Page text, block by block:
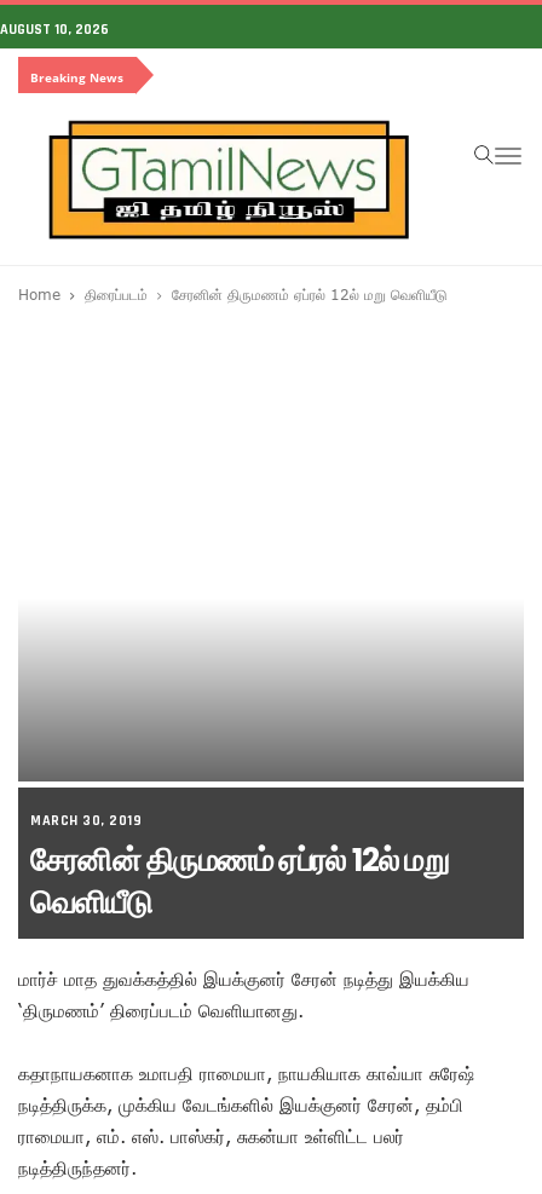
AUGUST 10, 2026
Breaking News
Home திரைப்படம் சேரனின் திருமணம் ஏப்ரல் 12ல் மறு வெளியீடு
MARCH 30, 2019
சேரனின் திருமணம் ஏப்ரல் 12ல் மறு
வெளியீடு
மார்ச் மாத துவக்கத்தில் இயக்குனர் சேரன் நடித்து இயக்கிய
‘திருமணம்’ திரைப்படம் வெளியானது.
கதாநாயகனாக உமாபதி ராமையா, நாயகியாக காவ்யா சுரேஷ்
நடித்திருக்க, முக்கிய வேடங்களில் இயக்குனர் சேரன், தம்பி
ராமையா, எம். எஸ். பாஸ்கர், சுகன்யா உள்ளிட்ட பலர்
நடித்திருந்தனர்.